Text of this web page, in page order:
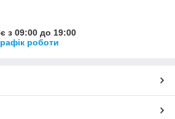
з 09:00 до 19:00
роботи